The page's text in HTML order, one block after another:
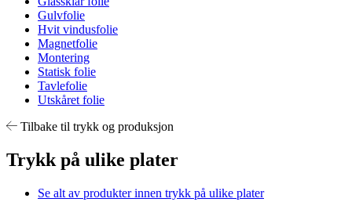
Gulvfolie
Hvit vindusfolie
Magnetfolie
Montering
Statisk folie
Tavlefolie
Utskåret folie
Tilbake til trykk og produksjon
Trykk på ulike plater
Se alt av produkter innen trykk på ulike plater